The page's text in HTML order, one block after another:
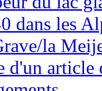
dans les
la
d'un article